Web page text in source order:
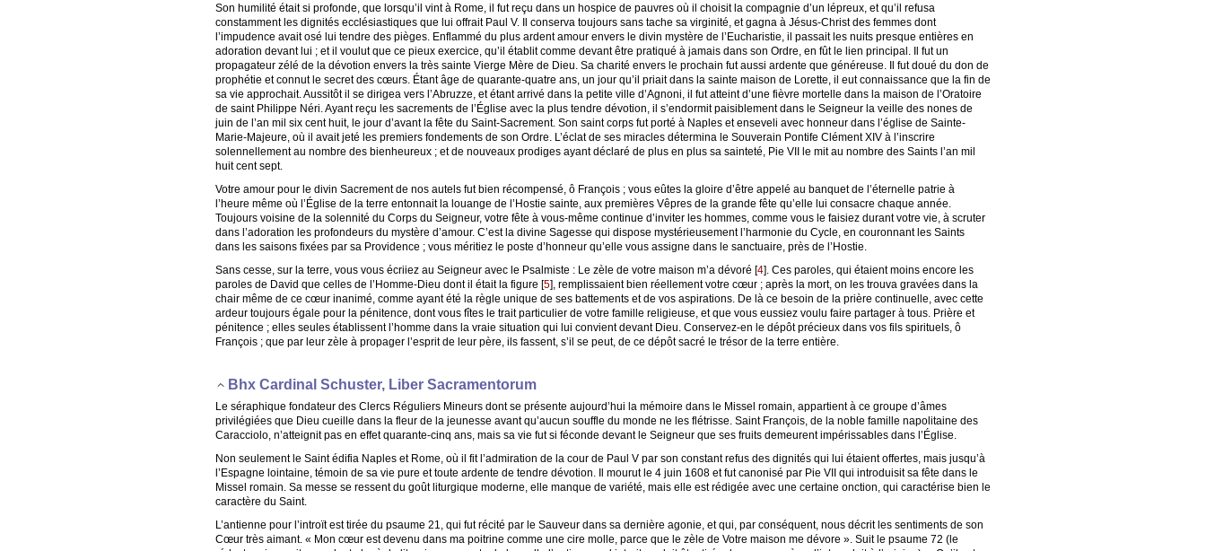
Son humilité était si profonde, que lorsqu’il vint à Rome, il fut reçu dans un hospice de pauvres où il choisit la compagnie d’un lépreux, et qu’il refusa
constamment les dignités ecclésiastiques que lui offrait Paul V. Il conserva toujours sans tache sa virginité, et gagna à Jésus-Christ des femmes dont
l’impudence avait osé lui tendre des pièges. Enflammé du plus ardent amour envers le divin mystère de l’Eucharistie, il passait les nuits presque entières en
adoration devant lui ; et il voulut que ce pieux exercice, qu’il établit comme devant être pratiqué à jamais dans son Ordre, en fût le lien principal. Il fut un
propagateur zélé de la dévotion envers la très sainte Vierge Mère de Dieu. Sa charité envers le prochain fut aussi ardente que généreuse. Il fut doué du don de
prophétie et connut le secret des cœurs. Étant âge de quarante-quatre ans, un jour qu’il priait dans la sainte maison de Lorette, il eut connaissance que la fin de
sa vie approchait. Aussitôt il se dirigea vers l’Abruzze, et étant arrivé dans la petite ville d’Agnoni, il fut atteint d’une fièvre mortelle dans la maison de l’Oratoire
de saint Philippe Néri. Ayant reçu les sacrements de l’Église avec la plus tendre dévotion, il s’endormit paisiblement dans le Seigneur la veille des nones de
juin de l’an mil six cent huit, le jour d’avant la fête du Saint-Sacrement. Son saint corps fut porté à Naples et enseveli avec honneur dans l’église de Sainte-
Marie-Majeure, où il avait jeté les premiers fondements de son Ordre. L’éclat de ses miracles détermina le Souverain Pontife Clément XIV à l’inscrire
solennellement au nombre des bienheureux ; et de nouveaux prodiges ayant déclaré de plus en plus sa sainteté, Pie VII le mit au nombre des Saints l’an mil
huit cent sept.
Votre amour pour le divin Sacrement de nos autels fut bien récompensé, ô François ; vous eûtes la gloire d’être appelé au banquet de l’éternelle patrie à
l’heure même où l’Église de la terre entonnait la louange de l’Hostie sainte, aux premières Vêpres de la grande fête qu’elle lui consacre chaque année.
Toujours voisine de la solennité du Corps du Seigneur, votre fête à vous-même continue d’inviter les hommes, comme vous le faisiez durant votre vie, à scruter
dans l’adoration les profondeurs du mystère d’amour. C’est la divine Sagesse qui dispose mystérieusement l’harmonie du Cycle, en couronnant les Saints
dans les saisons fixées par sa Providence ; vous méritiez le poste d’honneur qu’elle vous assigne dans le sanctuaire, près de l’Hostie.
Sans cesse, sur la terre, vous vous écriiez au Seigneur avec le Psalmiste : Le zèle de votre maison m’a dévoré [4]. Ces paroles, qui étaient moins encore les
paroles de David que celles de l’Homme-Dieu dont il était la figure [5], remplissaient bien réellement votre cœur ; après la mort, on les trouva gravées dans la
chair même de ce cœur inanimé, comme ayant été la règle unique de ses battements et de vos aspirations. De là ce besoin de la prière continuelle, avec cette
ardeur toujours égale pour la pénitence, dont vous fîtes le trait particulier de votre famille religieuse, et que vous eussiez voulu faire partager à tous. Prière et
pénitence ; elles seules établissent l’homme dans la vraie situation qui lui convient devant Dieu. Conservez-en le dépôt précieux dans vos fils spirituels, ô
François ; que par leur zèle à propager l’esprit de leur père, ils fassent, s’il se peut, de ce dépôt sacré le trésor de la terre entière.
Bhx Cardinal Schuster, Liber Sacramentorum
Le séraphique fondateur des Clercs Réguliers Mineurs dont se présente aujourd’hui la mémoire dans le Missel romain, appartient à ce groupe d’âmes
privilégiées que Dieu cueille dans la fleur de la jeunesse avant qu’aucun souffle du monde ne les flétrisse. Saint François, de la noble famille napolitaine des
Caracciolo, n’atteignit pas en effet quarante-cinq ans, mais sa vie fut si féconde devant le Seigneur que ses fruits demeurent impérissables dans l’Église.
Non seulement le Saint édifia Naples et Rome, où il fit l’admiration de la cour de Paul V par son constant refus des dignités qui lui étaient offertes, mais jusqu’à
l’Espagne lointaine, témoin de sa vie pure et toute ardente de tendre dévotion. Il mourut le 4 juin 1608 et fut canonisé par Pie VII qui introduisit sa fête dans le
Missel romain. Sa messe se ressent du goût liturgique moderne, elle manque de variété, mais elle est rédigée avec une certaine onction, qui caractérise bien le
caractère du Saint.
L’antienne pour l’introït est tirée du psaume 21, qui fut récité par le Sauveur dans sa dernière agonie, et qui, par conséquent, nous décrit les sentiments de son
Cœur très aimant. « Mon cœur est devenu dans ma poitrine comme une cire molle, parce que le zèle de Votre maison me dévore ». Suit le psaume 72 (le